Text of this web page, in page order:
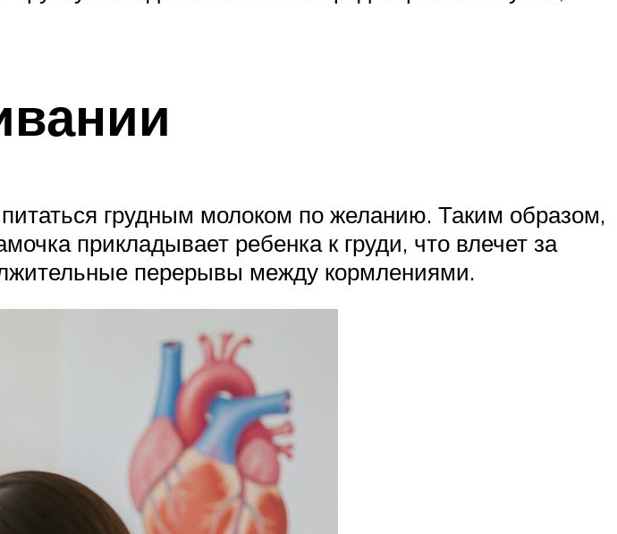
грудным молоком по желанию. Таким образом,
прикладывает ребенка к груди, что влечет за
перерывы между кормлениями.